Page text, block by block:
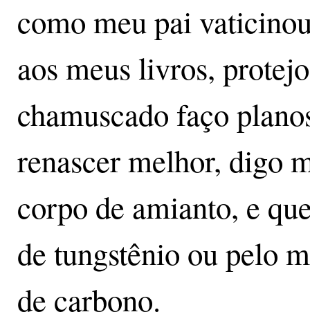
como meu pai
aos meus livros,
chamuscado faço
renascer melhor, digo
corpo de amianto, e
de tungstênio ou pelo
de carbono.